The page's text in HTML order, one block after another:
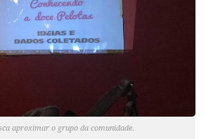
aproximar o grupo da comunidade.